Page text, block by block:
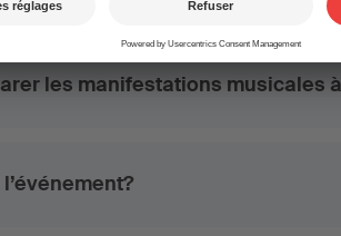
les manifestations musicales à